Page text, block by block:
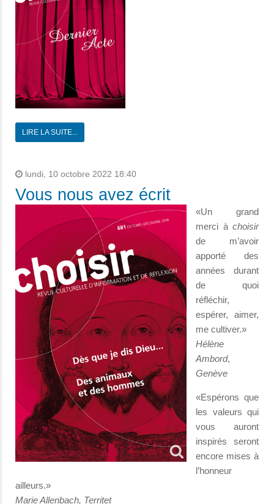
LIRE LA SUITE...
lundi, 10 octobre 2022 18:40
Vous nous avez écrit
«Un grand
merci à choisir
de m’avoir
apporté des
années durant
de quoi
réfléchir,
espérer, aimer,
me cultiver.»
Hélène
Ambord,
Genève
«Espérons que
les valeurs qui
vous auront
inspirés seront
encore mises à
l’honneur
ailleurs.»
Marie Allenbach, Territet